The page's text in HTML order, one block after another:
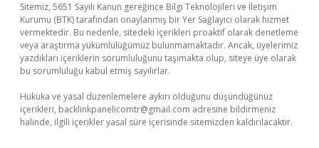
Sitemiz, 5651 Sayılı Kanun gereğince Bilgi Teknolojileri ve İletişim
Kurumu (BTK) tarafından onaylanmış bir Yer Sağlayıcı olarak hizmet
vermektedir. Bu nedenle, sitedeki içerikleri proaktif olarak denetleme
veya araştırma yükümlülüğümüz bulunmamaktadır. Ancak, üyelerimiz
yazdıkları içeriklerin sorumluluğunu taşımakta olup, siteye üye olarak
bu sorumluluğu kabul etmiş sayılırlar.
Hukuka ve yasal düzenlemelere aykırı olduğunu düşündüğünüz
içerikleri, backlinkpanelicomtr@gmail.com adresine bildirmeniz
halinde, ilgili içerikler yasal süre içerisinde sitemizden kaldırılacaktır.